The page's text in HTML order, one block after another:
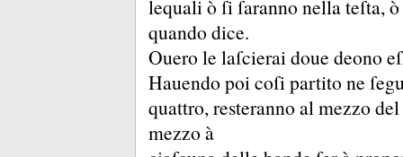
lequali ò ſi ſaranno nella teſta,
quando dice.
Ouero le laſcierai doue deono
Hauendo poi coſi partito ne
quattro, resteranno al mezzo
mezzo à